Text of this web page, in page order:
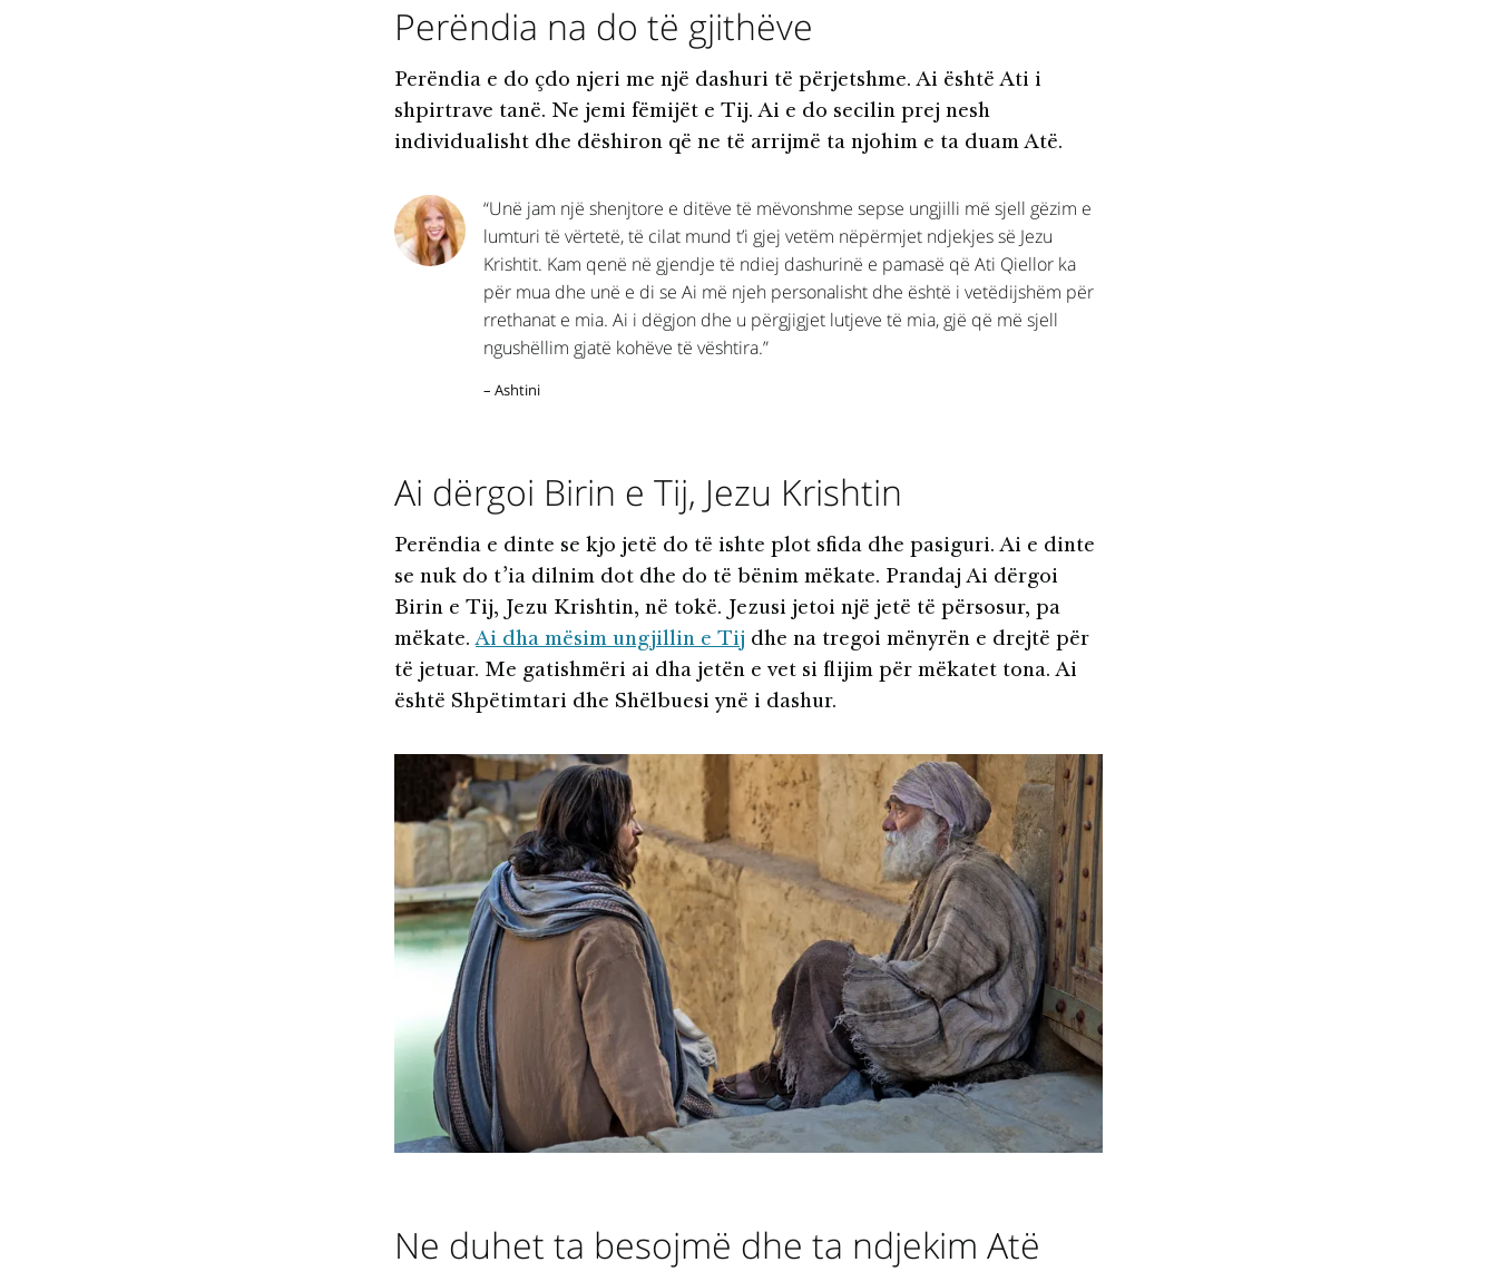
Perëndia na do të gjithëve
Perëndia e do çdo njeri me një dashuri të përjetshme. Ai është Ati i
shpirtrave tanë. Ne jemi fëmijët e Tij. Ai e do secilin prej nesh
individualisht dhe dëshiron që ne të arrijmë ta njohim e ta duam Atë.
“Unë jam një shenjtore e ditëve të mëvonshme sepse ungjilli më sjell gëzim e
lumturi të vërtetë, të cilat mund t’i gjej vetëm nëpërmjet ndjekjes së Jezu
Krishtit. Kam qenë në gjendje të ndiej dashurinë e pamasë që Ati Qiellor ka
për mua dhe unë e di se Ai më njeh personalisht dhe është i vetëdijshëm për
rrethanat e mia. Ai i dëgjon dhe u përgjigjet lutjeve të mia, gjë që më sjell
ngushëllim gjatë kohëve të vështira.”
– Ashtini
Ai dërgoi Birin e Tij, Jezu Krishtin
Perëndia e dinte se kjo jetë do të ishte plot sfida dhe pasiguri. Ai e dinte
se nuk do t’ia dilnim dot dhe do të bënim mëkate. Prandaj Ai dërgoi
Birin e Tij, Jezu Krishtin, në tokë. Jezusi jetoi një jetë të përsosur, pa
mëkate.Ai dha mësim ungjillin e Tij dhe na tregoi mënyrën e drejtë për
të jetuar. Me gatishmëri ai dha jetën e vet si flijim për mëkatet tona. Ai
është Shpëtimtari dhe Shëlbuesi ynë i dashur.
Ne duhet ta besojmë dhe ta ndjekim Atë